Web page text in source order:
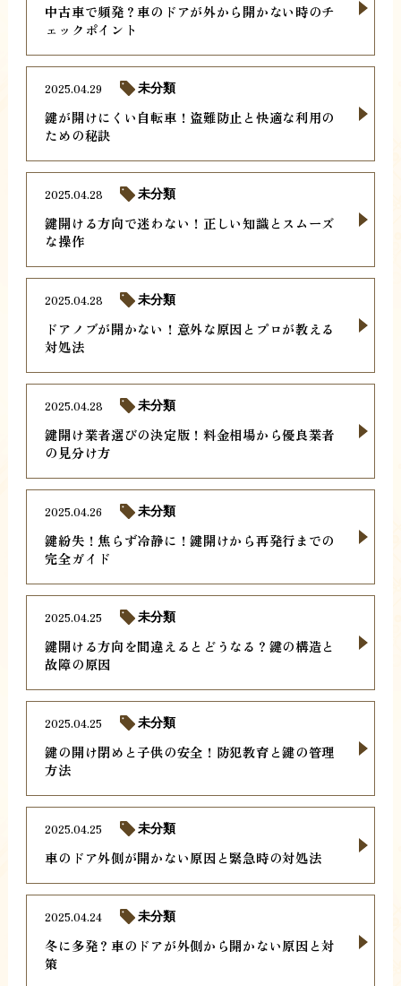
中古車で頻発？車のドアが外から開かない時のチ
ェックポイント
鍵が開けにくい自転車！盗難防止と快適な利用の
ための秘訣
2025.04.29 未分類
鍵開ける方向で迷わない！正しい知識とスムーズ
な操作
2025.04.28 未分類
ドアノブが開かない！意外な原因とプロが教える
対処法
2025.04.28 未分類
鍵開け業者選びの決定版！料金相場から優良業者
の見分け方
2025.04.28 未分類
鍵紛失！焦らず冷静に！鍵開けから再発行までの
完全ガイド
2025.04.26 未分類
鍵開ける方向を間違えるとどうなる？鍵の構造と
故障の原因
2025.04.25 未分類
鍵の開け閉めと子供の安全！防犯教育と鍵の管理
方法
2025.04.25 未分類
車のドア外側が開かない原因と緊急時の対処法
2025.04.25 未分類
冬に多発？車のドアが外側から開かない原因と対
策
2025.04.24 未分類